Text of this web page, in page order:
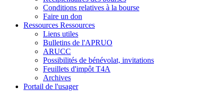
Conditions relatives à la bourse
Faire un don
Ressources Ressources
Liens utiles
Bulletins de l'APRUO
ARUCC
Possibilités de bénévolat, invitations
Feuillets d'impôt T4A
Archives
Portail de l'usager